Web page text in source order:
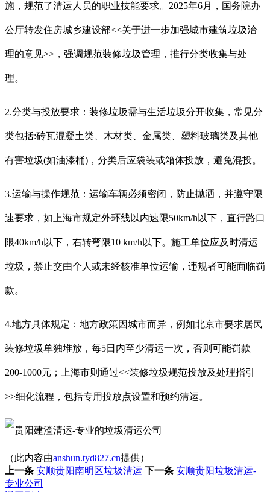
施，规范了清运人员的职业技能要求。2025年6月，国务院办
公厅转发住房城乡建设部<<关于进一步加强城市建筑垃圾治
理的意见>>，强调规范装修垃圾管理，推行分类收集与处
理。
2.分类与投放要求：装修垃圾需与生活垃圾分开收集，常见分
类包括:砖瓦混凝土类、木材类、金属类、塑料玻璃类及其他
有害垃圾(如油漆桶)，分类后应袋装或箱体投放，避免混投。
3.运输与操作规范：运输车辆必须密闭，防止抛洒，并遵守限
速要求，如上海市规定外环线以内速限50km/h以下，直行路口
限40km/h以下，右转弯限10 km/h以下。施工单位应及时清运
垃圾，禁止交由个人或未经核准单位运输，违规者可能面临罚
款。
4.地方具体规定：地方政策因城市而异，例如北京市要求居民
装修垃圾单独堆放，每5日内至少清运一次，否则可能罚款
200-1000元；上海市则通过<<装修垃圾规范投放及处理指引
>>细化流程，包括专用投放点设置和预约清运。
（此内容由anshun.tyd827.cn提供）
上一条 安顺贵阳南明区垃圾清运 下一条 安顺贵阳垃圾清运-
专业公司